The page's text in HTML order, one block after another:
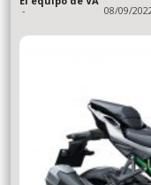
- 08/09/